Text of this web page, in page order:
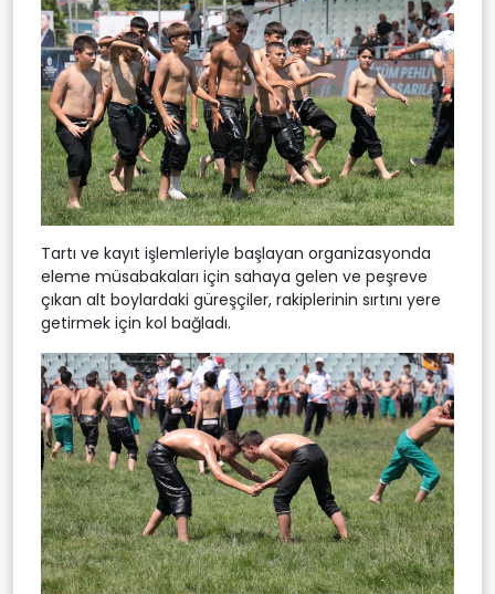
Tartı ve kayıt işlemleriyle başlayan organizasyonda
eleme müsabakaları için sahaya gelen ve peşreve
çıkan alt boylardaki güreşçiler, rakiplerinin sırtını yere
getirmek için kol bağladı.